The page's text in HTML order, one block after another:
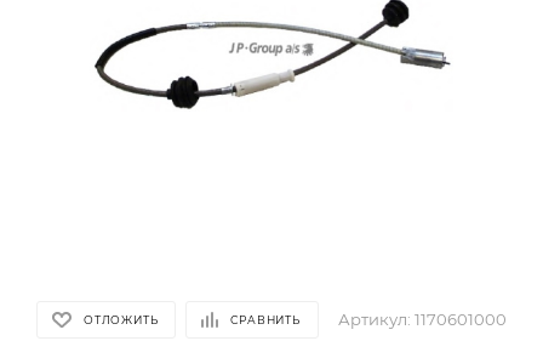
ОТЛОЖИТЬ СРАВНИТЬ Артикул: 1170601000